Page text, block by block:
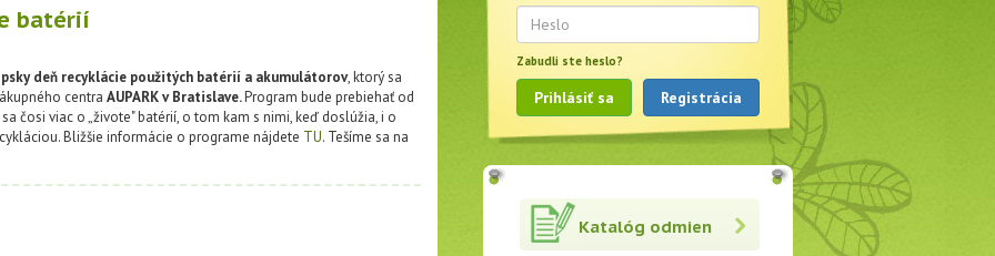
batérií
deň recyklácie použitých batérií a akumulátorov, ktorý sa
centra AUPARK v Bratislave.Program bude prebiehať od
čosi viac o „živote" batérií, o tom kam s nimi, keď doslúžia, i o
Bližšie informácie o programe nájdete TU. Tešíme sa na
Zabudli ste heslo?
Prihlásiť sa Registrácia
Katalóg odmien